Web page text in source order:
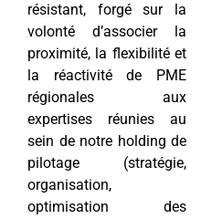
résistant, forgé sur la
volonté d’associer la
proximité, la flexibilité et
la réactivité de PME
régionales aux
expertises réunies au
sein de notre holding de
pilotage (stratégie,
organisation,
optimisation des